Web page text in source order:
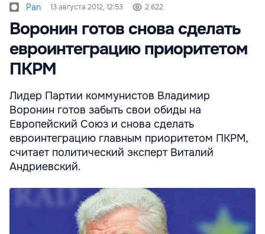
Pan 13 августа 2012, 12:53 2 622
Воронин готов снова сделать
евроинтеграцию приоритетом
ПКРМ
Лидер Партии коммунистов Владимир
Воронин готов забыть свои обиды на
Европейский Союз и снова сделать
евроинтеграцию главным приоритетом ПКРМ,
считает политический эксперт Виталий
Андриевский.